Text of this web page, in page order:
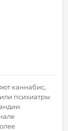
каннабис,
психиатры